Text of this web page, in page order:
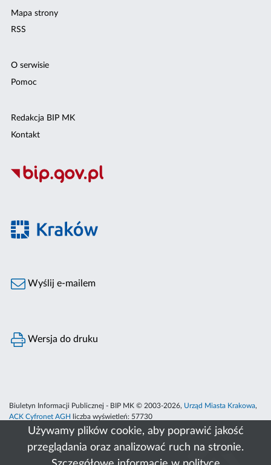
Używamy plików cookie, aby poprawić jakość
przeglądania oraz analizować ruch na stronie.
Mapa strony
RSS
O serwisie
Pomoc
Redakcja BIP MK
Kontakt
Wyślij e-mailem
Wersja do druku
Biuletyn Informacji Publicznej - BIP MK © 2003-2026, Urząd Miasta Krakowa,
ACK Cyfronet AGH liczba wyświetleń: 57730